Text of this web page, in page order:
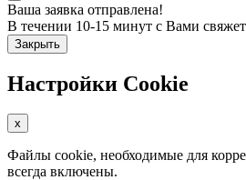
Ваша заявка отправлена!
В течении 10-15 минут с Вами
Закрыть
Настройки Cookie
x
Файлы cookie, необходимые для
всегда включены.